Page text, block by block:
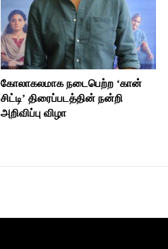
கோலாகலமாக நடைபெற்ற ‘கான்
சிட்டி’ திரைப்படத்தின் நன்றி
அறிவிப்பு விழா